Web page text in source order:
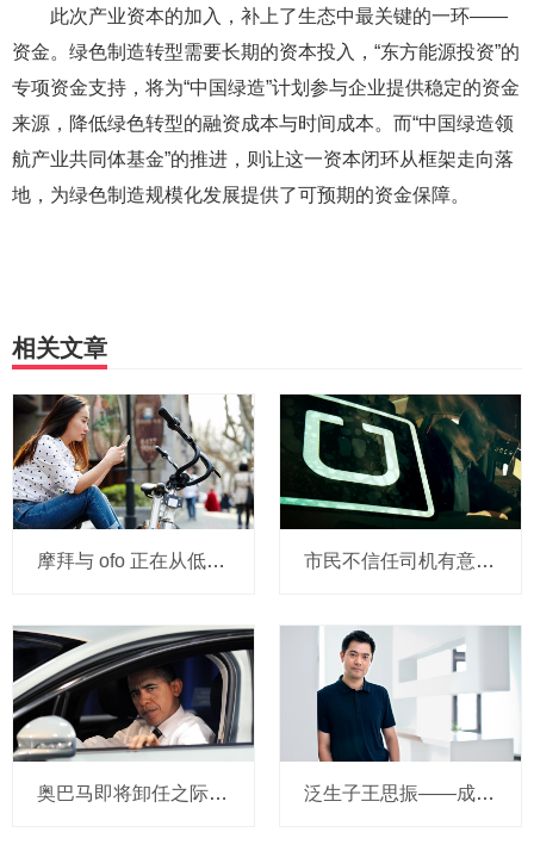
此次产业资本的加入，补上了生态中最关键的一环——
资金。绿色制造转型需要长期的资本投入，“东方能源投资”的
专项资金支持，将为“中国绿造”计划参与企业提供稳定的资金
来源，降低绿色转型的融资成本与时间成本。而“中国绿造领
航产业共同体基金”的推进，则让这一资本闭环从框架走向落
地，为绿色制造规模化发展提供了可预期的资金保障。
相关文章
摩拜与 ofo 正在从低端出发颠覆滴滴？三家的机会与风险 市民不信任司机有意见，Uber的匹兹堡自动驾驶路试难度不小，路况也来捣乱
奥巴马即将卸任之际，要让无人驾驶汽车合法化？ 泛生子王思振——成立两年，融资数亿，基因检测如何帮助人类战胜癌症？